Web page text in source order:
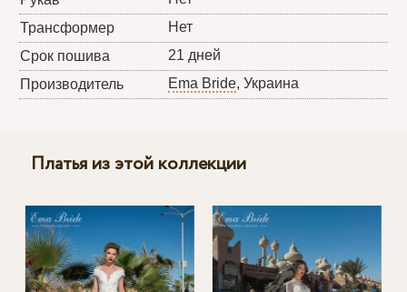
Трансформер
Нет
Срок пошива
21 дней
Производитель
Ema Bride, Украина
Платья из этой коллекции